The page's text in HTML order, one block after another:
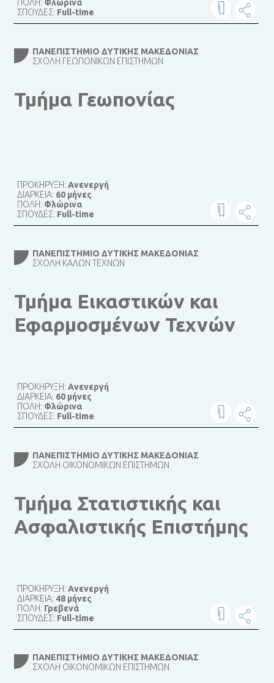
ΠΟΛΗ: Φλώρινα
ΣΠΟΥΔΕΣ: Full-time
ΠΑΝΕΠΙΣΤΉΜΙΟ ΔΥΤΙΚΉΣ ΜΑΚΕΔΟΝΊΑΣ
ΣΧΟΛΉ ΓΕΩΠΟΝΙΚΏΝ ΕΠΙΣΤΗΜΏΝ
Τμήμα Γεωπονίας
ΠΡΟΚΗΡΥΞΗ:Ανενεργή
ΔΙΑΡΚΕΙΑ: 60 μήνες
ΠΟΛΗ: Φλώρινα
ΣΠΟΥΔΕΣ: Full-time
ΠΑΝΕΠΙΣΤΉΜΙΟ ΔΥΤΙΚΉΣ ΜΑΚΕΔΟΝΊΑΣ
ΣΧΟΛΉ ΚΑΛΏΝ ΤΕΧΝΏΝ
Τμήμα Εικαστικών και
Εφαρμοσμένων Τεχνών
ΠΡΟΚΗΡΥΞΗ:Ανενεργή
ΔΙΑΡΚΕΙΑ: 60 μήνες
ΠΟΛΗ: Φλώρινα
ΣΠΟΥΔΕΣ: Full-time
ΠΑΝΕΠΙΣΤΉΜΙΟ ΔΥΤΙΚΉΣ ΜΑΚΕΔΟΝΊΑΣ
ΣΧΟΛΉ ΟΙΚΟΝΟΜΙΚΏΝ ΕΠΙΣΤΗΜΏΝ
Τμήμα Στατιστικής και
Ασφαλιστικής Επιστήμης
ΠΡΟΚΗΡΥΞΗ:Ανενεργή
ΔΙΑΡΚΕΙΑ: 48 μήνες
ΠΟΛΗ: Γρεβενά
ΣΠΟΥΔΕΣ: Full-time
ΠΑΝΕΠΙΣΤΉΜΙΟ ΔΥΤΙΚΉΣ ΜΑΚΕΔΟΝΊΑΣ
ΣΧΟΛΉ ΟΙΚΟΝΟΜΙΚΏΝ ΕΠΙΣΤΗΜΏΝ